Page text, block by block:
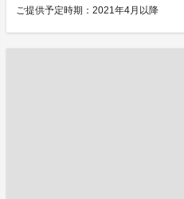
ご提供予定時期：2021年4月以降